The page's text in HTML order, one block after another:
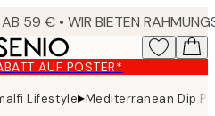
AUF POSTER*
Lifestyle▸Mediterranean Dip